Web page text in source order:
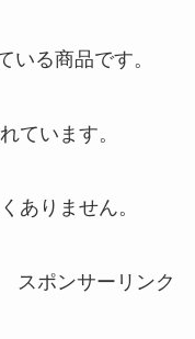
いる商品です。
ています。
ありません。
スポンサーリンク